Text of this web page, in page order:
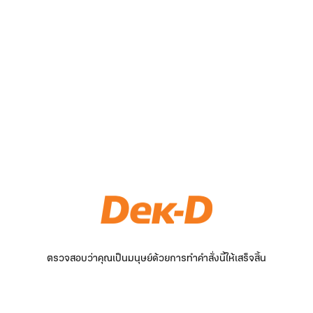
ตรวจสอบว่าคุณเป็นมนุษย์ด้วยการทำคำสั่งนี้ให้เสร็จสิ้น